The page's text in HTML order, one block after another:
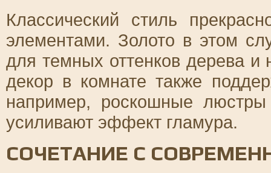
Классический стиль
элементами. Золото в этом
для темных оттенков дерева
декор в комнате также
например, роскошные
усиливают эффект гламура.
СОЧЕТАНИЕ С